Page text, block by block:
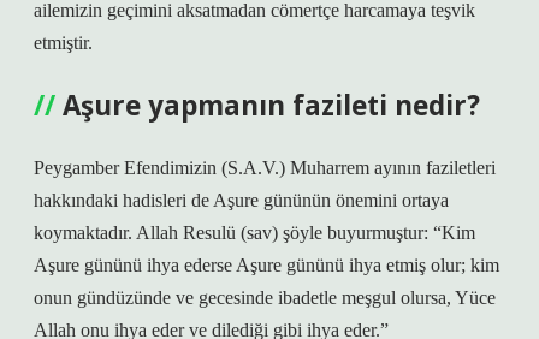
ailemizin geçimini aksatmadan cömertçe harcamaya teşvik
etmiştir.
Aşure yapmanın fazileti nedir?
Peygamber Efendimizin (S.A.V.) Muharrem ayının faziletleri
hakkındaki hadisleri de Aşure gününün önemini ortaya
koymaktadır. Allah Resulü (sav) şöyle buyurmuştur: “Kim
Aşure gününü ihya ederse Aşure gününü ihya etmiş olur; kim
onun gündüzünde ve gecesinde ibadetle meşgul olursa, Yüce
Allah onu ihya eder ve dilediği gibi ihya eder.”